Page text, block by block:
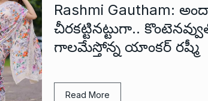
Rashmi Gautham:
చీరకట్టినట్టుగా..
గాలమేస్తోన్న యాంకర్ రష్మీ
Read More